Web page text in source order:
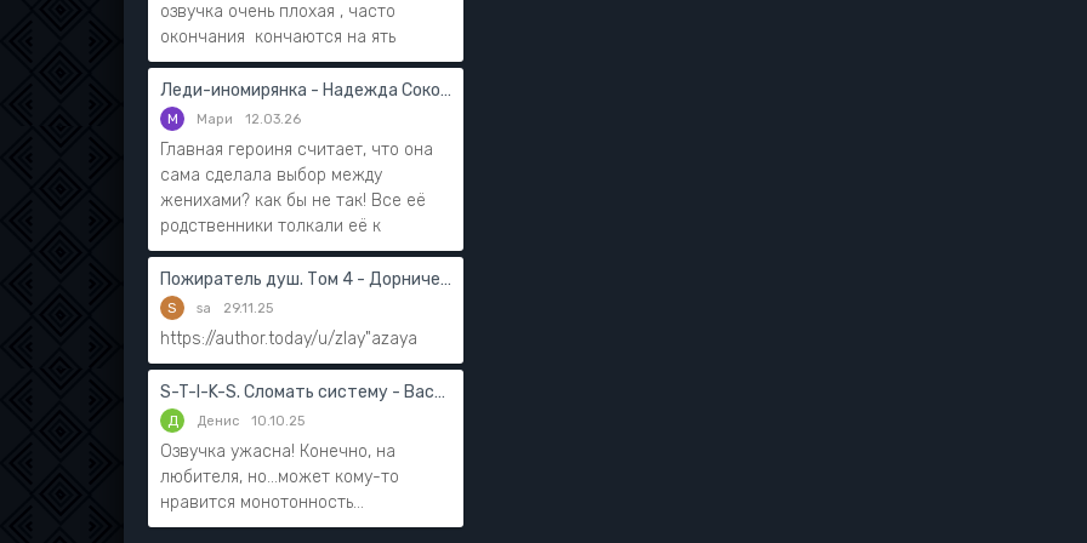
озвучка очень плохая , часто
окончания кончаются на ять
Леди-иномирянка - Надежда Соколова
М Мари 12.03.26
Главная героиня считает, что она
сама сделала выбор между
женихами? как бы не так! Все её
родственники толкали её к
Пожиратель душ. Том 4 - Дорничев Дмитрий
S sa 29.11.25
https://author.today/u/zlay"azaya
S-T-I-K-S. Сломать систему - Василий Мушинский
Д Денис 10.10.25
Озвучка ужасна! Конечно, на
любителя, но...может кому-то
нравится монотонность...